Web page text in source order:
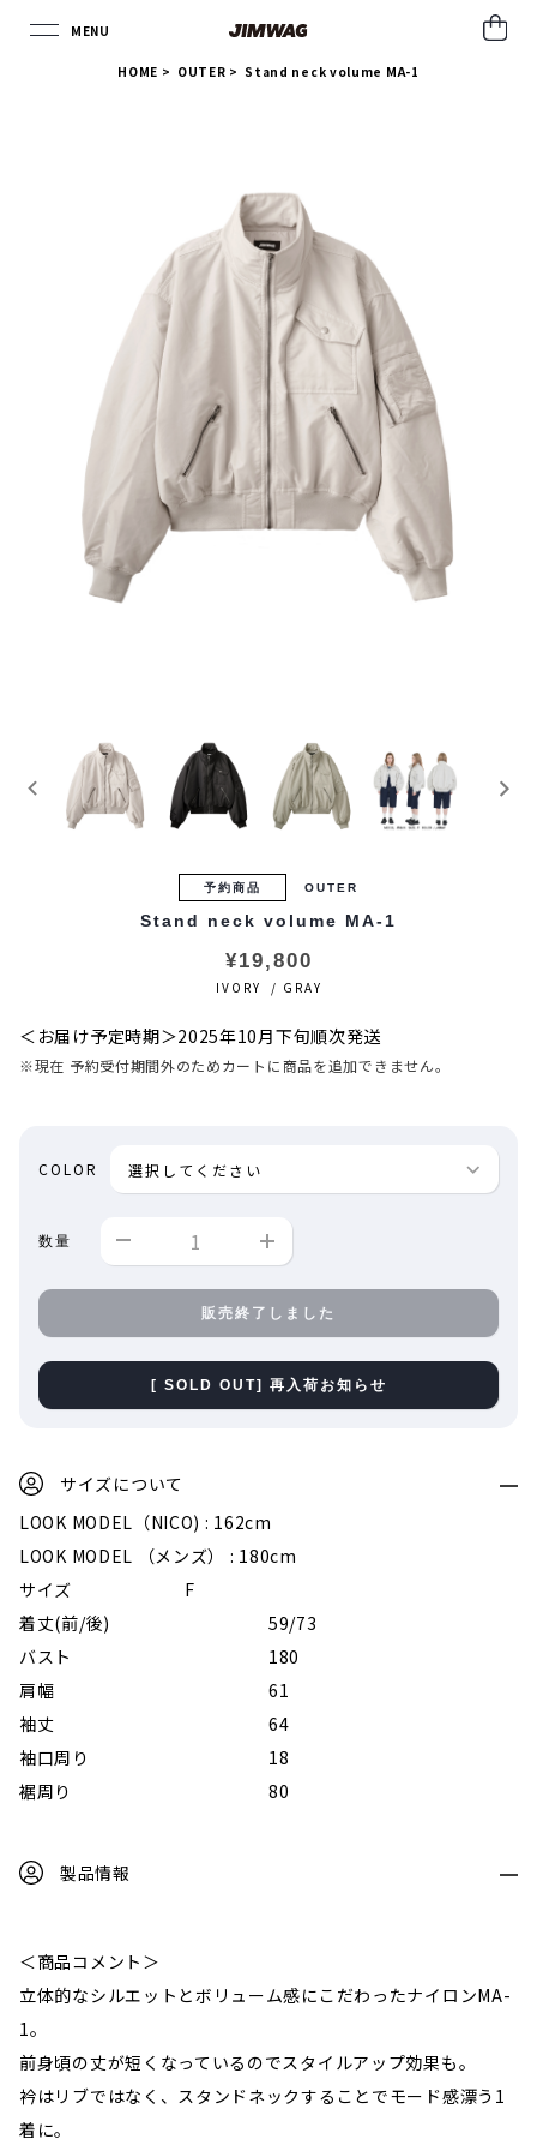
MENU
HOME > OUTER > Stand neck volume MA-1
予約商品 OUTER
Stand neck volume MA-1
¥19,800
IVORY / GRAY
＜お届け予定時期＞2025年10月下旬順次発送
※現在 予約受付期間外のためカートに商品を追加できません。
COLOR
数量
販売終了しました
[ SOLD OUT] 再入荷お知らせ
サイズについて
LOOK MODEL（NICO) : 162cm
LOOK MODEL （メンズ） : 180cm
サイズ
F
着丈(前/後)
59/73
バスト
180
肩幅
61
袖丈
64
袖口周り
18
裾周り
80
製品情報
＜商品コメント＞
立体的なシルエットとボリューム感にこだわったナイロンMA-
1。
前身頃の丈が短くなっているのでスタイルアップ効果も。
衿はリブではなく、スタンドネックすることでモード感漂う1
着に。